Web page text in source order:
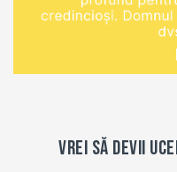
Vrei să devii